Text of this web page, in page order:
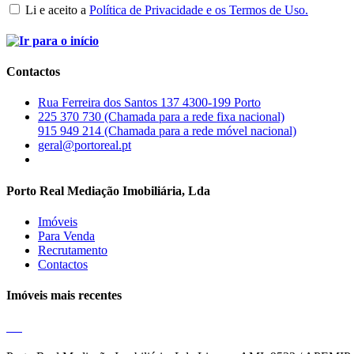
Li e aceito a Política de Privacidade e os Termos de Uso.
Contactos
Rua Ferreira dos Santos 137 4300-199 Porto
225 370 730 (Chamada para a rede fixa nacional)
915 949 214 (Chamada para a rede móvel nacional)
geral@portoreal.pt
Porto Real Mediação Imobiliária, Lda
Imóveis
Para Venda
Recrutamento
Contactos
Imóveis mais recentes